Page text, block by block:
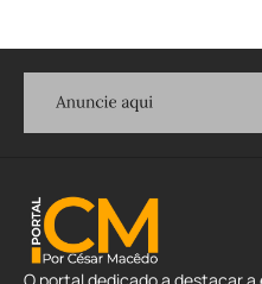
O portal dedicado a destacar